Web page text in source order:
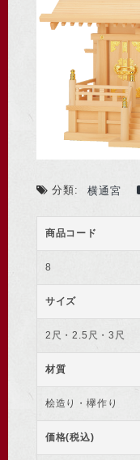
分類: 横通宮
商品コード
8
サイズ
2尺・2.5尺・3尺
材質
桧造り・欅作り
価格(税込)